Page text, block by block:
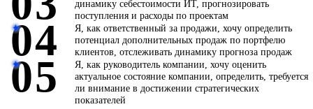
динамику себестоимости ИТ, прогнозировать
поступления и расходы по проектам
04
Я, как ответственный за продажи, хочу определить
потенциал дополнительных продаж по портфелю
клиентов, отслеживать динамику прогноза продаж
05
Я, как руководитель компании, хочу оценить
актуальное состояние компании, определить, требуется
ли внимание в достижении стратегических
показателей